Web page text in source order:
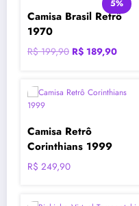
5%
Camisa Brasil Retrô
1970
R$199,90 O
era:
R$ 189,90O
é:
Camisa Retrô
Corinthians 1999
R$ 249,90